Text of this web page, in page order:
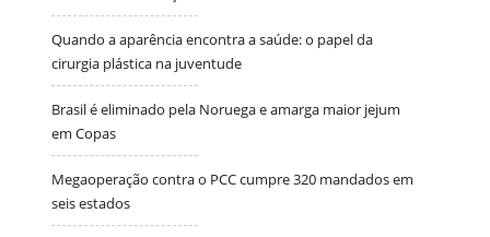
Quando a aparência encontra a saúde: o papel da
cirurgia plástica na juventude
Brasil é eliminado pela Noruega e amarga maior jejum
em Copas
Megaoperação contra o PCC cumpre 320 mandados em
seis estados